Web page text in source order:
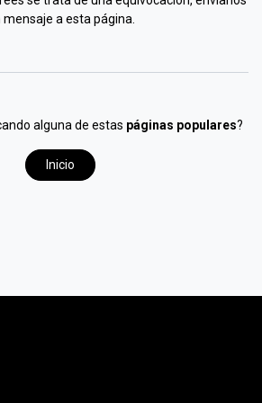
mensaje a esta página
alguna de estas páginas populares?
Inicio